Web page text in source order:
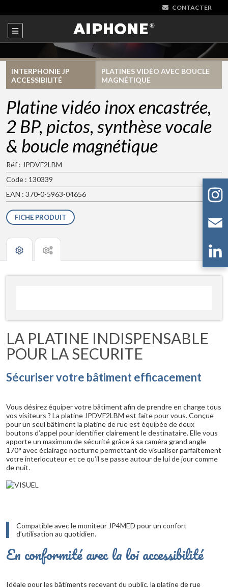
CONTACTER
INTERPHONIE JP
ACCESSIBILITÉ
PLATINES VIDÉO AVEC BOUCLE
MAGNÉTIQUE
Platine vidéo inox encastrée,
2 BP, pictos, synthèse vocale
& boucle magnétique
Réf : JPDVF2LBM
Code : 130339
EAN : 370-0-5963-04656
FICHE PRODUIT
LA PLATINE INDISPENSABLE
POUR LA SECURITE
Sécuriser votre bâtiment efficacement
Vous désirez équiper votre bâtiment afin de prendre en charge tous
vos visiteurs ? La platine JPDVF2LBM est faite pour vous. Conçue
pour un seul bâtiment la platine de rue est équipée de deux
boutons d’appel pour identifier clairement le destinataire. Elle vous
apporte un maximum de sécurité grâce à sa caméra grand angle
170° avec éclairage nocturne permettant de visualiser parfaitement
votre interlocuteur et ce qu’il se passe autour de lui de jour comme
de nuit.
Compatible avec le moniteur JP4MED pour un confort
d’utilisation au quotidien.
En conformité avec la loi accessibilité
Idéale pour les bâtiments recevant du public, la platine de rue